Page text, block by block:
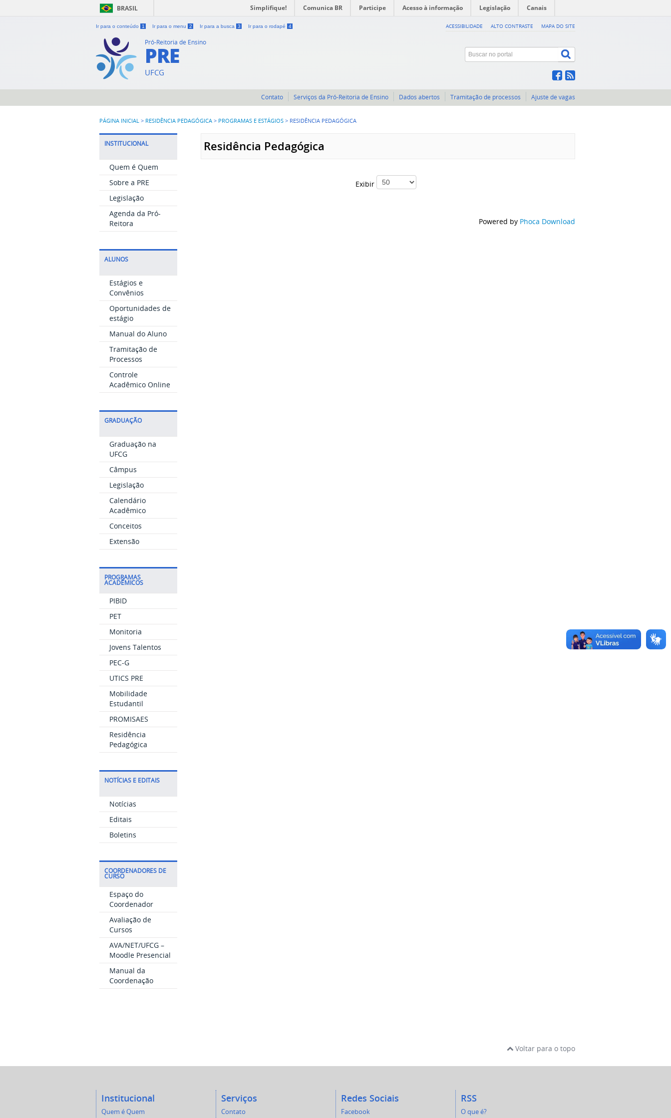
BRASIL Simplifique! Comunica BR Participe Acesso à informação Legislação Canais
Ir para o conteúdo 1 Ir para o menu 2 Ir para a busca 3 Ir para o rodapé 4 ACESSIBILIDADE ALTO CONTRASTE MAPA DO SITE
Pró-Reitoria de Ensino
PRE
UFCG
Contato Serviços da Pró-Reitoria de Ensino Dados abertos Tramitação de processos Ajuste de vagas
PÁGINA INICIAL > RESIDÊNCIA PEDAGÓGICA > PROGRAMAS E ESTÁGIOS > RESIDÊNCIA PEDAGÓGICA
INSTITUCIONAL
Quem é Quem
Sobre a PRE
Legislação
Agenda da Pró-
Reitora
ALUNOS
Estágios e
Convênios
Oportunidades de
estágio
Manual do Aluno
Tramitação de
Processos
Controle
Acadêmico Online
GRADUAÇÃO
Graduação na
UFCG
Câmpus
Legislação
Calendário
Acadêmico
Conceitos
Extensão
PROGRAMAS
ACADÊMICOS
PIBID
PET
Monitoria
Jovens Talentos
PEC-G
UTICS PRE
Mobilidade
Estudantil
PROMISAES
Residência
Pedagógica
NOTÍCIAS E EDITAIS
Notícias
Editais
Boletins
COORDENADORES DE
CURSO
Espaço do
Coordenador
Avaliação de
Cursos
AVA/NET/UFCG –
Moodle Presencial
Manual da
Coordenação
Residência Pedagógica
Exibir
Powered by Phoca Download
Voltar para o topo
Institucional
Quem é Quem
Serviços
Contato
Redes Sociais
Facebook
RSS
O que é?